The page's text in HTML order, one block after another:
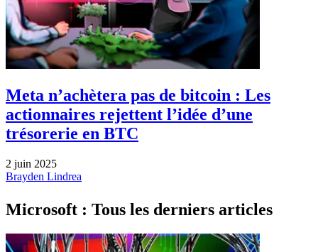
Meta n’achètera pas de bitcoin : Les
actionnaires rejettent l’idée d’une
trésorerie en BTC
2 juin 2025
Brayden Lindrea
Microsoft : Tous les derniers articles